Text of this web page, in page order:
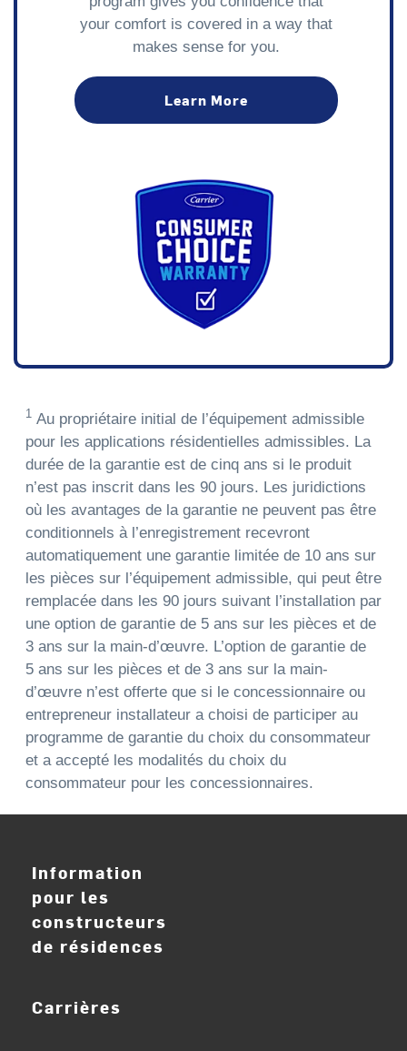
your comfort is covered in a way that
makes sense for you.
Learn More
1Au propriétaire initial de l’équipement admissible
pour les applications résidentielles admissibles. La
durée de la garantie est de cinq ans si le produit
n’est pas inscrit dans les 90 jours. Les juridictions
où les avantages de la garantie ne peuvent pas être
conditionnels à l’enregistrement recevront
automatiquement une garantie limitée de 10 ans sur
les pièces sur l’équipement admissible, qui peut être
remplacée dans les 90 jours suivant l’installation par
une option de garantie de 5 ans sur les pièces et de
3 ans sur la main-d’œuvre. L’option de garantie de
5 ans sur les pièces et de 3 ans sur la main-
d’œuvre n’est offerte que si le concessionnaire ou
entrepreneur installateur a choisi de participer au
programme de garantie du choix du consommateur
et a accepté les modalités du choix du
consommateur pour les concessionnaires.
Information
pour les
constructeurs
de résidences
Carrières